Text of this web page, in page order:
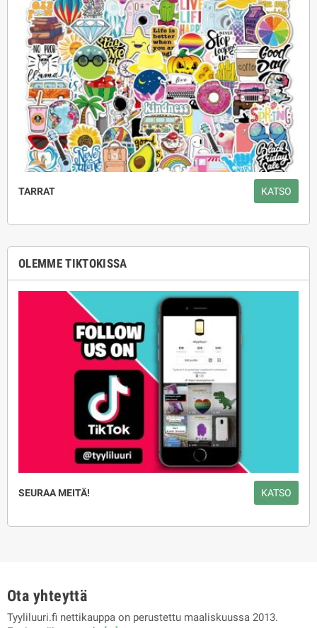
TARRAT KATSO
OLEMME TIKTOKISSA
SEURAA MEITÄ! KATSO
Ota yhteyttä
Tyyliluuri.fi nettikauppa on perustettu maaliskuussa 2013.